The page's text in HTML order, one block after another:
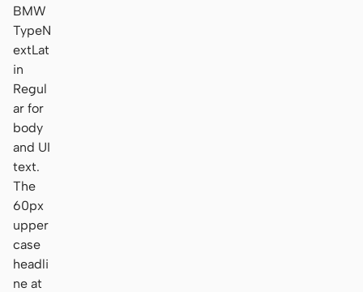
BMW
TypeN
extLat
in
Regul
ar for
body
and UI
text.
The
60px
upper
case
headli
ne at